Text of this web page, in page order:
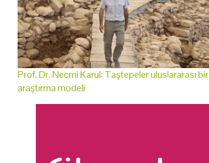
Prof. Dr. Necmi Karul: Taştepeler uluslararası bir
araştırma modeli